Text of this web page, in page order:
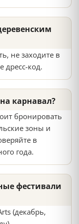
не заходите в
дресс-код.
карнавал?
бронировать
зоны и
в
года.
фестивали
(декабрь,